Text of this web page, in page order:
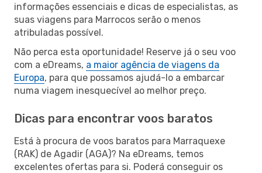
informações essenciais e dicas de especialistas, as
suas viagens para Marrocos serão o menos
atribuladas possível.
Não perca esta oportunidade! Reserve já o seu voo
com a eDreams, a maior agência de viagens da
Europa, para que possamos ajudá-lo a embarcar
numa viagem inesquecível ao melhor preço.
Dicas para encontrar voos baratos
Está à procura de voos baratos para Marraquexe
(RAK) de Agadir (AGA)? Na eDreams, temos
excelentes ofertas para si. Poderá conseguir os